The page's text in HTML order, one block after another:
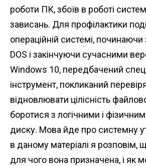
роботи ПК, збоїв в роботі
зависань. Для профілактики
операційній системі, починаючи
DOS і закінчуючи сучасними
Windows 10, передбачений
інструмент, покликаний
відновлювати цілісність
боротися з логічними і
диску. Мова йде про системну
в даному матеріалі я розповім,
для чого вона призначена, і як